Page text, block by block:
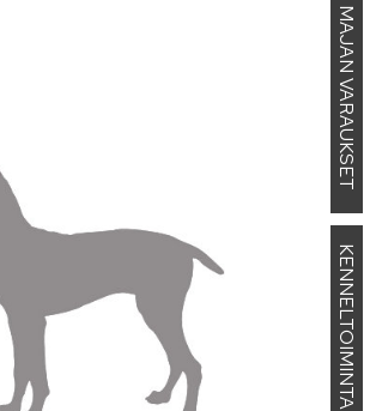
MAJAN VARAUKSET
KENNELTOIMINTA